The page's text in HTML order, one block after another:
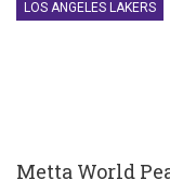
LOS ANGELES LAKERS
Metta World